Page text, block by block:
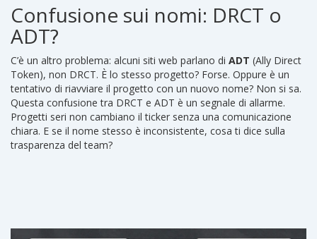
scambio, non puoi vendere, né trasferire, né usare quei
token per niente - nemmeno per le funzioni che il progetto
promette, come dispute, NFT o gestione della reputazione.
Confusione sui nomi: DRCT o
ADT?
C’è un altro problema: alcuni siti web parlano di ADT (Ally Direct
Token), non DRCT. È lo stesso progetto? Forse. Oppure è un
tentativo di riavviare il progetto con un nuovo nome? Non si sa.
Questa confusione tra DRCT e ADT è un segnale di allarme.
Progetti seri non cambiano il ticker senza una comunicazione
chiara. E se il nome stesso è inconsistente, cosa ti dice sulla
trasparenza del team?